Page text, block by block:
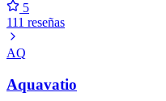
5
111 reseñas
AQ
Aquavatio